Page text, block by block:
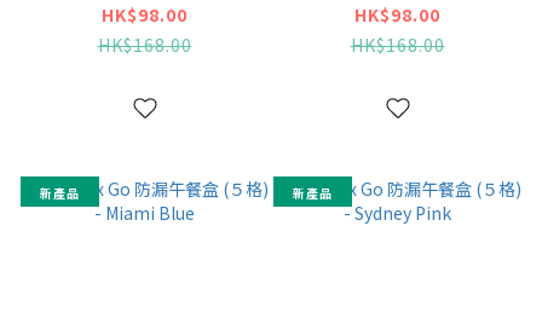
HK$98.00
HK$168.00
HK$98.00
HK$168.00
新產品 新產品